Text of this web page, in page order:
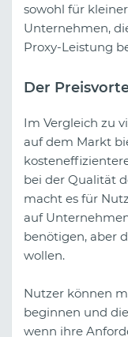
sowohl für
Unternehmen,
Proxy-Leistung
Der
Im Vergleich zu
auf dem Markt
bei der Qualität
macht es für
auf
benötigen, aber
wollen.
Nutzer können
beginnen und
wenn ihre